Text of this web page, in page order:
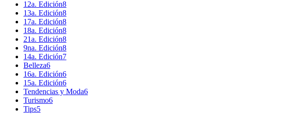
12a. Edición8
13a. Edición8
17a. Edición8
18a. Edición8
21a. Edición8
9na. Edición8
14a. Edición7
Belleza6
16a. Edición6
15a. Edición6
Tendencias y Moda6
Turismo6
Tips5